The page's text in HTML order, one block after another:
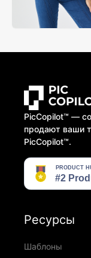
PicCopilot™️ —
продают ваши
PicCopilot™️.
Ресурсы
Шаблоны